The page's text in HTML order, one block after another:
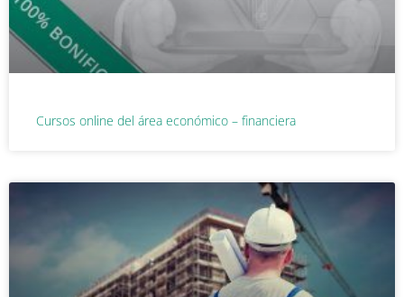
Cursos online del área económico – financiera